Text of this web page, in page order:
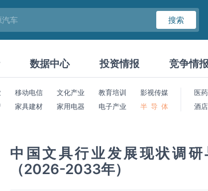
搜索
数据中心 投资情报 竞争情报
移动电信 文化产业 教育培训
影视传媒
家具建材 家用电器 电子产业 半 导 体
医
酒
中国文具行业发展现状调
（2026-2033年）